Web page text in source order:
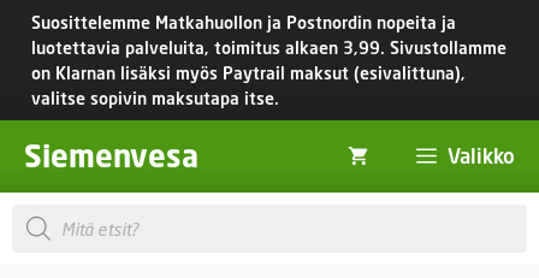
Siirry
sisältöön
Suosittelemme Matkahuollon ja Postnordin nopeita ja
luotettavia palveluita, toimitus alkaen 3,99. Sivustollamme
on Klarnan lisäksi myös Paytrail maksut (esivalittuna),
valitse sopivin maksutapa itse.
Siemenvesa Valikko
Products
search